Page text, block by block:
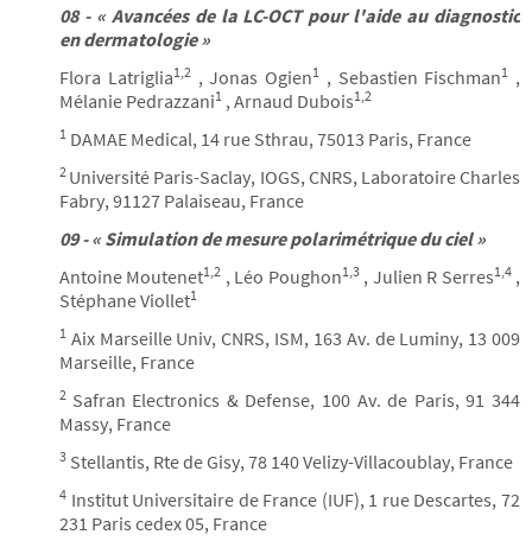
08 - « Avancées de la LC-OCT pour l'aide au diagnostic
en dermatologie »
Flora Latriglia1,2, Jonas Ogien1 , Sebastien Fischman1 ,
Mélanie Pedrazzani1 , Arnaud Dubois1,2
1 DAMAE Medical, 14 rue Sthrau, 75013 Paris, France
2 Université Paris-Saclay, IOGS, CNRS, Laboratoire Charles
Fabry, 91127 Palaiseau, France
09 - « Simulation de mesure polarimétrique du ciel »
Antoine Moutenet1,2 , Léo Poughon1,3, Julien R Serres1,4,
Stéphane Viollet1
1 Aix Marseille Univ, CNRS, ISM, 163 Av. de Luminy, 13 009
Marseille, France
2 Safran Electronics & Defense, 100 Av. de Paris, 91 344
Massy, France
3 Stellantis, Rte de Gisy, 78 140 Velizy-Villacoublay, France
4 Institut Universitaire de France (IUF), 1 rue Descartes, 72
231 Paris cedex 05, France